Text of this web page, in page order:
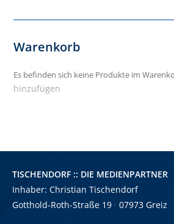
Warenkorb
Es befinden sich keine Produkte im
hinzufügen
TISCHENDORF :: DIE MEDIENPARTNER
Inhaber: Christian Tischendorf
Gotthold-Roth-Straße 19 · 07973 Greiz